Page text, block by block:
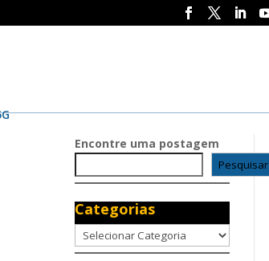
Encontre uma postagem
Pesquisar
Categorias
Categorias